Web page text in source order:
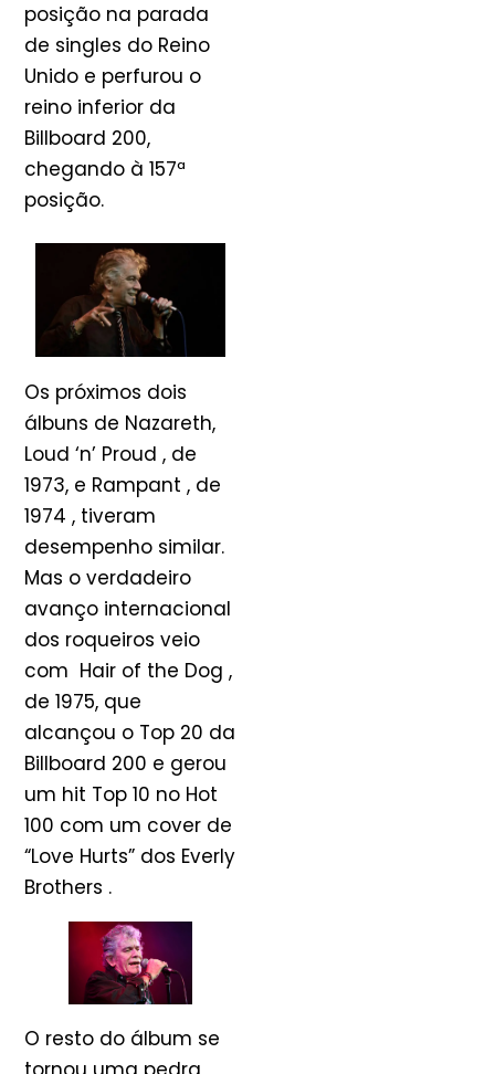
posição na parada
de singles do Reino
Unido e perfurou o
reino inferior da
Billboard 200,
chegando à 157ª
posição.
Os próximos dois
álbuns de Nazareth,
Loud ‘n’ Proud , de
1973, e Rampant , de
1974 , tiveram
desempenho similar.
Mas o verdadeiro
avanço internacional
dos roqueiros veio
com Hair of the Dog ,
de 1975, que
alcançou o Top 20 da
Billboard 200 e gerou
um hit Top 10 no Hot
100 com um cover de
“Love Hurts” dos Everly
Brothers .
O resto do álbum se